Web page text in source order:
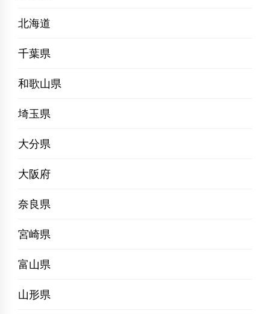
北海道
千葉県
和歌山県
埼玉県
大分県
大阪府
奈良県
宮崎県
富山県
山形県